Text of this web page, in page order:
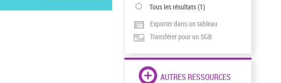
Tous les résultats(1)
Exporter dans un tableau
Transférer pour un SGB
AUTRES RESSOURCES